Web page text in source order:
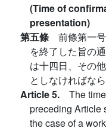
(Time of
presentation)
第五條 前條第一
を終了した旨の
は十四日、その
としなければなら
Article 5. The
preceding Article
the case of a